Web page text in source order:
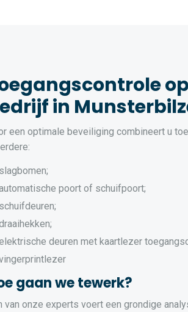
in
een optimale beveiliging combineert u
slagbomen;
poort of schuifpoort;
schuifdeuren;
deuren met kaartlezer
gaan we tewerk?
van onze experts voert een grondige